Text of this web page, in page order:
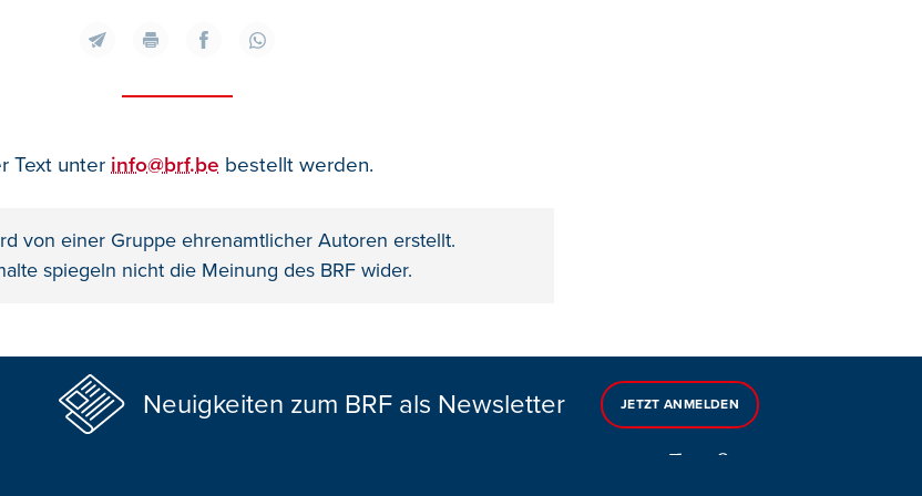
Text unter info@brf.be bestellt werden.
von einer Gruppe ehrenamtlicher Autoren erstellt.
spiegeln nicht die Meinung des BRF wider.
Neuigkeiten zum BRF als Newsletter JETZT ANMELDEN